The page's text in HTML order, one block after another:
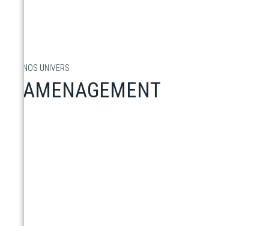
NOS UNIVERS
AMENAGEMENT